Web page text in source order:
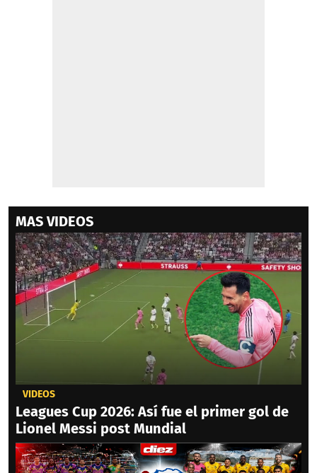
MAS VIDEOS
VIDEOS
Leagues Cup 2026: Así fue el primer gol de
Lionel Messi post Mundial